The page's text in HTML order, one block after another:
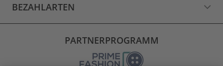
BEZAHLARTEN
PARTNERPROGRAMM